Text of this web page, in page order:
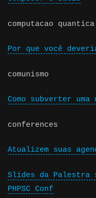
computacao quantica
Por que você
comunismo
Como subverter
conferences
Atualizem suas
Slides da Palestra
PHPSC Conf